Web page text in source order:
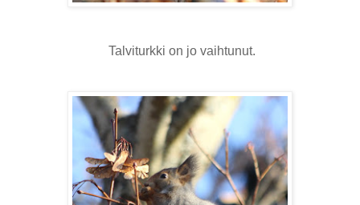
Talviturkki on jo vaihtunut.